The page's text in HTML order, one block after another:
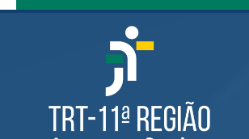
Faça sua Manifestação
Acompanhe sua manifestação
Ouvidoria Da Mulher
Serviço de Informação ao Cidadão -
Relatórios Estatísticos